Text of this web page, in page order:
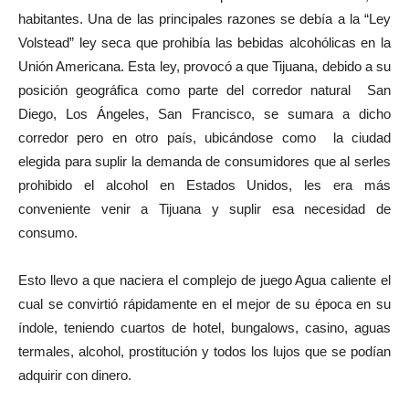
habitantes. Una de las principales razones se debía a la “Ley
Volstead” ley seca que prohibía las bebidas alcohólicas en la
Unión Americana. Esta ley, provocó a que Tijuana, debido a su
posición geográfica como parte del corredor natural San
Diego, Los Ángeles, San Francisco, se sumara a dicho
corredor pero en otro país, ubicándose como la ciudad
elegida para suplir la demanda de consumidores que al serles
prohibido el alcohol en Estados Unidos, les era más
conveniente venir a Tijuana y suplir esa necesidad de
consumo.
Esto llevo a que naciera el complejo de juego Agua caliente el
cual se convirtió rápidamente en el mejor de su época en su
índole, teniendo cuartos de hotel, bungalows, casino, aguas
termales, alcohol, prostitución y todos los lujos que se podían
adquirir con dinero.